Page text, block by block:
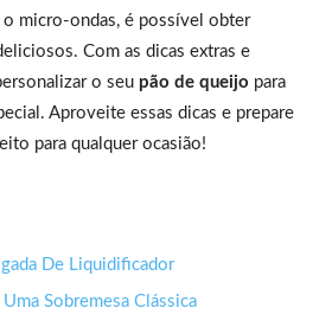
micro-ondas, é possível obter
Com as dicas extras e
o seu pão de queijo para
Aproveite essas dicas e prepare
para qualquer ocasião!
De Liquidificador
Sobremesa Clássica